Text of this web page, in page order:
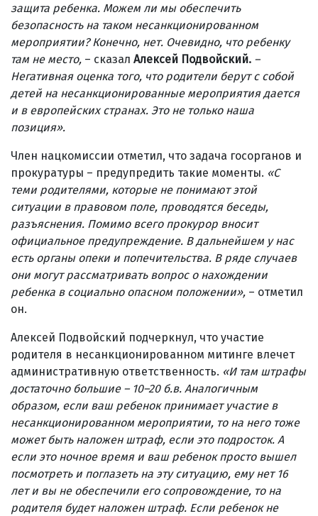
защита ребенка. Можем ли мы обеспечить
безопасность на таком несанкционированном
мероприятии? Конечно, нет. Очевидно, что ребенку
там не место, – сказал Алексей Подвойский. –
Негативная оценка того, что родители берут с собой
детей на несанкционированные мероприятия дается
и в европейских странах. Это не только наша
позиция».
Член нацкомиссии отметил, что задача госорганов и
прокуратуры – предупредить такие моменты. «С
теми родителями, которые не понимают этой
ситуации в правовом поле, проводятся беседы,
разъяснения. Помимо всего прокурор вносит
официальное предупреждение. В дальнейшем у нас
есть органы опеки и попечительства. В ряде случаев
они могут рассматривать вопрос о нахождении
ребенка в социально опасном положении», – отметил
он.
Алексей Подвойский подчеркнул, что участие
родителя в несанкционированном митинге влечет
административную ответственность. «И там штрафы
достаточно большие – 10–20 б.в. Аналогичным
образом, если ваш ребенок принимает участие в
несанкционированном мероприятии, то на него тоже
может быть наложен штраф, если это подросток. А
если это ночное время и ваш ребенок просто вышел
посмотреть и поглазеть на эту ситуацию, ему нет 16
лет и вы не обеспечили его сопровождение, то на
родителя будет наложен штраф. Если ребенок не